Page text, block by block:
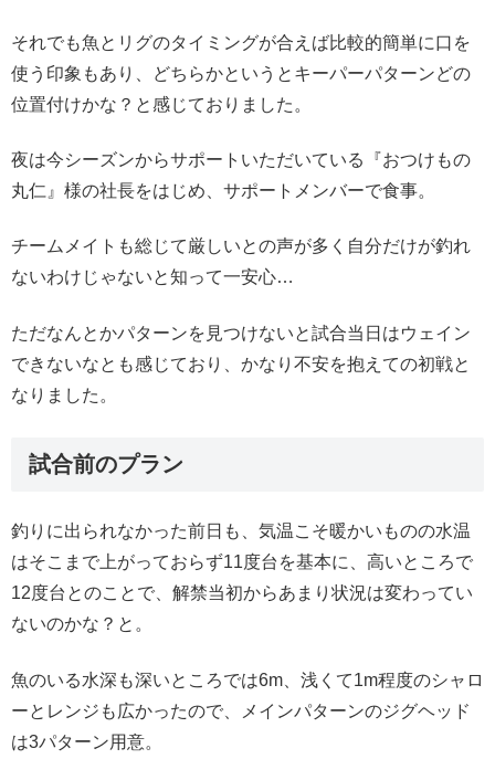
それでも魚とリグのタイミングが合えば比較的簡単に口を
使う印象もあり、どちらかというとキーパーパターンどの
位置付けかな？と感じておりました。
夜は今シーズンからサポートいただいている『おつけもの
丸仁』様の社長をはじめ、サポートメンバーで食事。
チームメイトも総じて厳しいとの声が多く自分だけが釣れ
ないわけじゃないと知って一安心…
ただなんとかパターンを見つけないと試合当日はウェイン
できないなとも感じており、かなり不安を抱えての初戦と
なりました。
試合前のプラン
釣りに出られなかった前日も、気温こそ暖かいものの水温
はそこまで上がっておらず11度台を基本に、高いところで
12度台とのことで、解禁当初からあまり状況は変わってい
ないのかな？と。
魚のいる水深も深いところでは6m、浅くて1m程度のシャロ
ーとレンジも広かったので、メインパターンのジグヘッド
は3パターン用意。